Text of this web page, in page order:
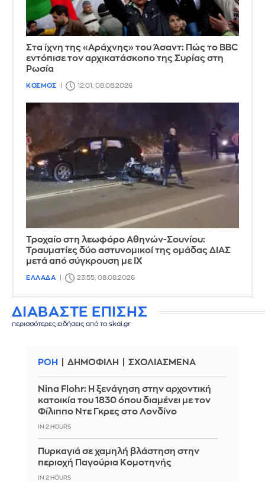
Στα ίχνη της «Αράχνης» του Άσαντ: Πώς το BBC
εντόπισε τον αρχικατάσκοπο της Συρίας στη
Ρωσία
ΚΟΣΜΟΣ 12:01, 08.08.2026
Τροχαίο στη λεωφόρο Αθηνών-Σουνίου:
Τραυματίες δύο αστυνομικοί της ομάδας ΔΙΑΣ
μετά από σύγκρουση με ΙΧ
ΕΛΛΑΔΑ 23:55, 08.08.2026
ΔΙΑΒΑΣΤΕ ΕΠΙΣΗΣ
περισσότερες ειδήσεις από το skai.gr
ΡΟΗ ΔΗΜΟΦΙΛΗ ΣΧΟΛΙΑΣΜΕΝΑ
Nina Flohr: Η ξενάγηση στην αρχοντική
κατοικία του 1830 όπου διαμένει με τον
Φίλιππο Ντε Γκρες στο Λονδίνο
IN 2 HOURS
Πυρκαγιά σε χαμηλή βλάστηση στην
περιοχή Παγούρια Κομοτηνής
IN 2 HOURS